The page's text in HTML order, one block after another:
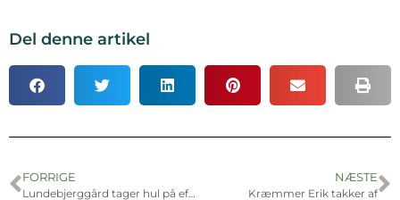
Del denne artikel
FORRIGE
Lundebjerggård tager hul på efterårssæsonen
NÆSTE
Kræmmer Erik takker af